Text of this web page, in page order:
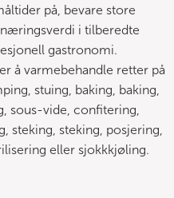
på, bevare store
i tilberedte
gastronomi.
å varmebehandle retter på
stuing, baking, baking,
sous-vide, confitering,
steking, steking, posjering,
eller sjokkkjøling.